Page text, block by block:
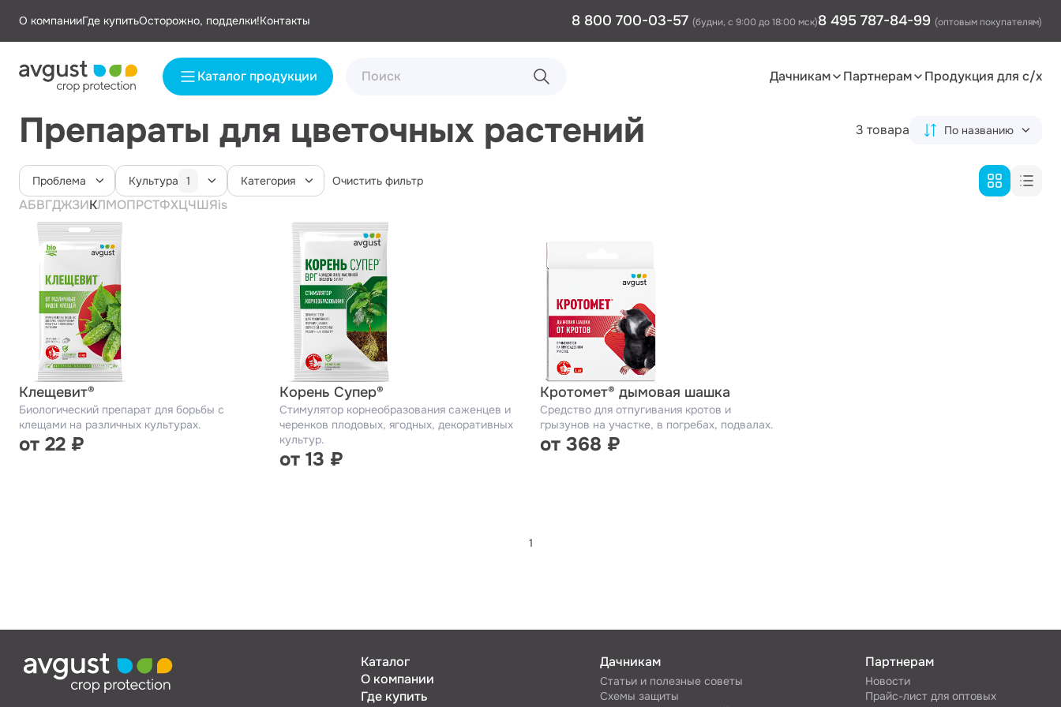
О компанииГде купитьОсторожно, подделки!Контакты 8 800 700-03-57 (будни, с 9:00 до 18:00 мск)8 495 787-84-99 (оптовым покупателям)
Каталог продукции Дачникам Партнерам Продукция для с/х
Препараты для цветочных растений 3 товара По названию
Проблема Культура 1 Категория Очистить фильтр
АБВГДЖЗИКЛМОПРСТФХЦЧШЯis
Клещевит®
Биологический препарат для борьбы с
клещами на различных культурах.
от 22 ₽
Корень Супер®
Стимулятор корнеобразования саженцев и
черенков плодовых, ягодных, декоративных
культур.
от 13 ₽
Кротомет® дымовая шашка
Средство для отпугивания кротов и
грызунов на участке, в погребах, подвалах.
от 368 ₽
1
Каталог
О компании
Где купить
Дачникам
Статьи и полезные советы
Схемы защиты
Партнерам
Новости
Прайс-лист для оптовых